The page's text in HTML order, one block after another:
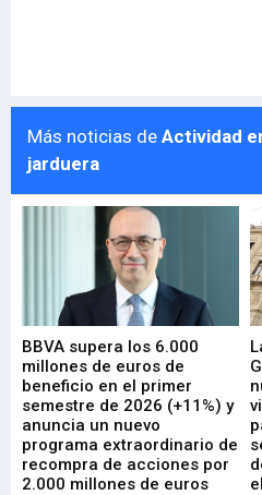
Más noticias de Actividad
jarduera
BBVA supera los 6.000
millones de euros de
beneficio en el primer
semestre de 2026 (+11%) y
anuncia un nuevo
programa extraordinario de
recompra de acciones por
2.000 millones de euros